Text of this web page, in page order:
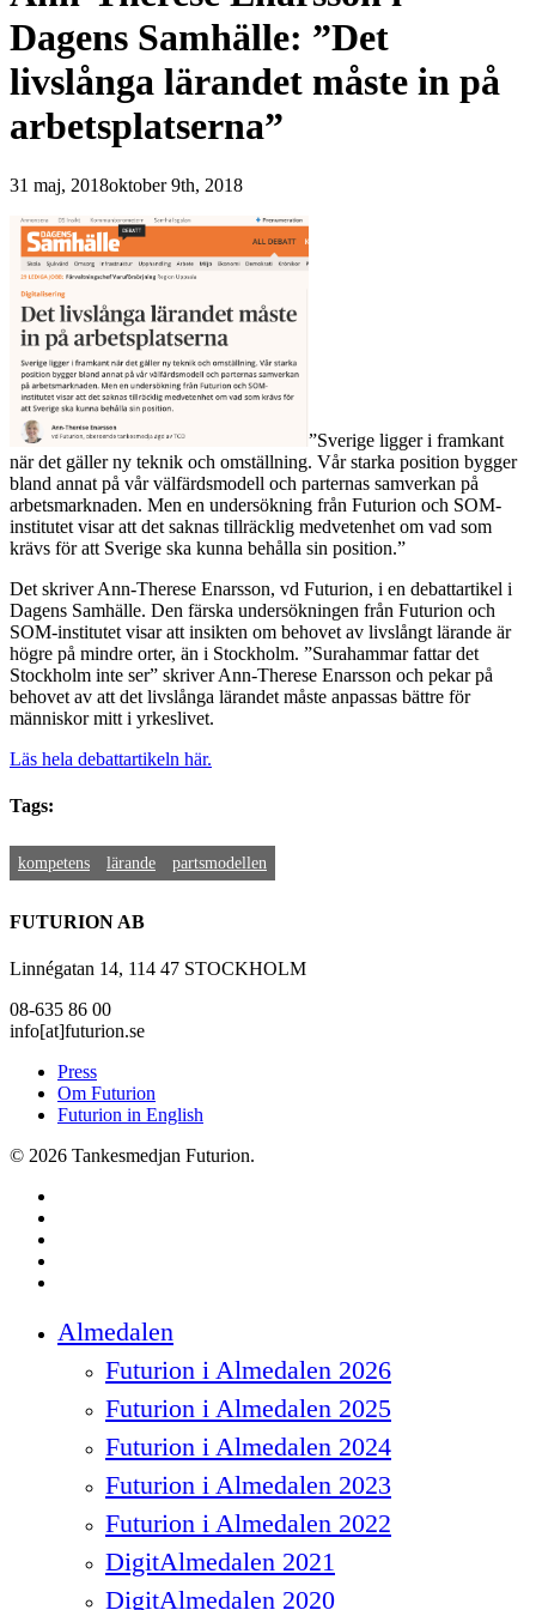
Dagens Samhälle: ”Det
livslånga lärandet måste in på
arbetsplatserna”
31 maj, 2018oktober 9th, 2018
”Sverige ligger i framkant
när det gäller ny teknik och omställning. Vår starka position bygger
bland annat på vår välfärdsmodell och parternas samverkan på
arbetsmarknaden. Men en undersökning från Futurion och SOM-
institutet visar att det saknas tillräcklig medvetenhet om vad som
krävs för att Sverige ska kunna behålla sin position.”
Det skriver Ann-Therese Enarsson, vd Futurion, i en debattartikel i
Dagens Samhälle. Den färska undersökningen från Futurion och
SOM-institutet visar att insikten om behovet av livslångt lärande är
högre på mindre orter, än i Stockholm. ”Surahammar fattar det
Stockholm inte ser” skriver Ann-Therese Enarsson och pekar på
behovet av att det livslånga lärandet måste anpassas bättre för
människor mitt i yrkeslivet.
Läs hela debattartikeln här.
Tags:
kompetens lärande partsmodellen
FUTURION AB
Linnégatan 14, 114 47 STOCKHOLM
08-635 86 00
info[at]futurion.se
Press
Om Futurion
Futurion in English
© 2026 Tankesmedjan Futurion.
Menu
Almedalen
Futurion i Almedalen 2026
Futurion i Almedalen 2025
Futurion i Almedalen 2024
Futurion i Almedalen 2023
Futurion i Almedalen 2022
DigitAlmedalen 2021
DigitAlmedalen 2020